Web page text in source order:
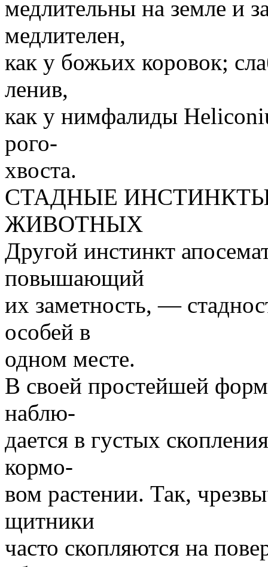
медлительны на земле и
медлителен,
как у божьих коровок;
ленив,
как у нимфалиды
рого-
хвоста.
СТАДНЫЕ
ЖИВОТНЫХ
Другой инстинкт
повышающий
их заметность, —
особей в
одном месте.
В своей простейшей
наблю-
дается в густых
кормо-
вом растении. Так,
щитники
часто скопляются на